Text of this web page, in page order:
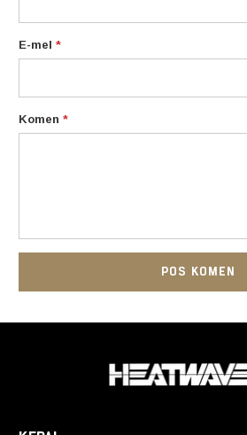
E-mel*
Komen*